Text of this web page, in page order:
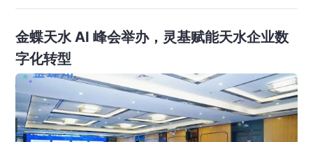
金蝶天水 AI 峰会举办，灵基赋能天水企业数
字化转型